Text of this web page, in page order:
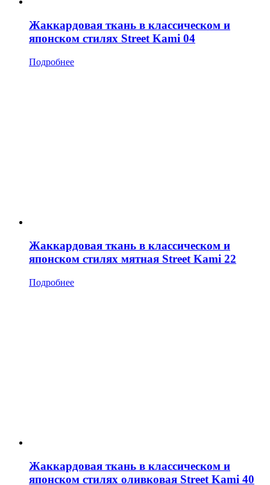
Жаккардовая ткань в классическом и
японском стилях Street Kami 04
Подробнее
Жаккардовая ткань в классическом и
японском стилях мятная Street Kami 22
Подробнее
Жаккардовая ткань в классическом и
японском стилях оливковая Street Kami 40